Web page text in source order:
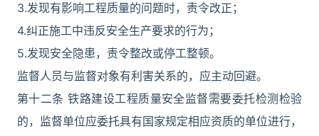
3.发现有影响工程质量的问题时，责令改正；
4.纠正施工中违反安全生产要求的行为；
5.发现安全隐患，责令整改或停工整顿。
监督人员与监督对象有利害关系的，应主动回避。
第十二条 铁路建设工程质量安全监督需要委托检测检验
的，监督单位应委托具有国家规定相应资质的单位进行，